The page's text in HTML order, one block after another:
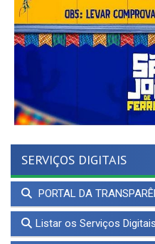
SERVIÇOS DIGITAIS
PORTAL DA
Listar os Serviços Digitais